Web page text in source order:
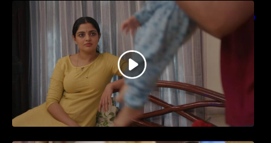
തിയേറ്ററിൽ വൻ വിജയമായി മുന്നേറിയ
ഗുരുവായൂർ അംബലനടയിൽ… വീഡിയോ
സോങ്ങ്..